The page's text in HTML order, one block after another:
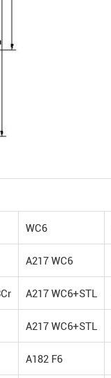
WC6
A217 WC6
A217 WC6+STL
A217 WC6+STL
A182 F6